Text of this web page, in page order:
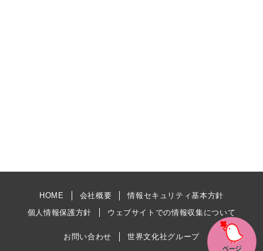
HOME 会社概要
情報セキュリティ基本方針
個人情報保護方針
ウェブサイトでの情報収集について
お問い合わせ 世界文化社グループ